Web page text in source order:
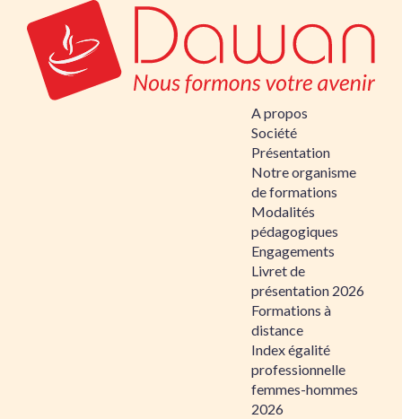
A propos
Société
Présentation
Notre organisme
de formations
Modalités
pédagogiques
Engagements
Livret de
présentation 2026
Formations à
distance
Index égalité
professionnelle
femmes-hommes
2026